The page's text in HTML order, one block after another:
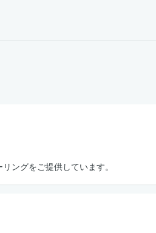
ングをご提供しています。